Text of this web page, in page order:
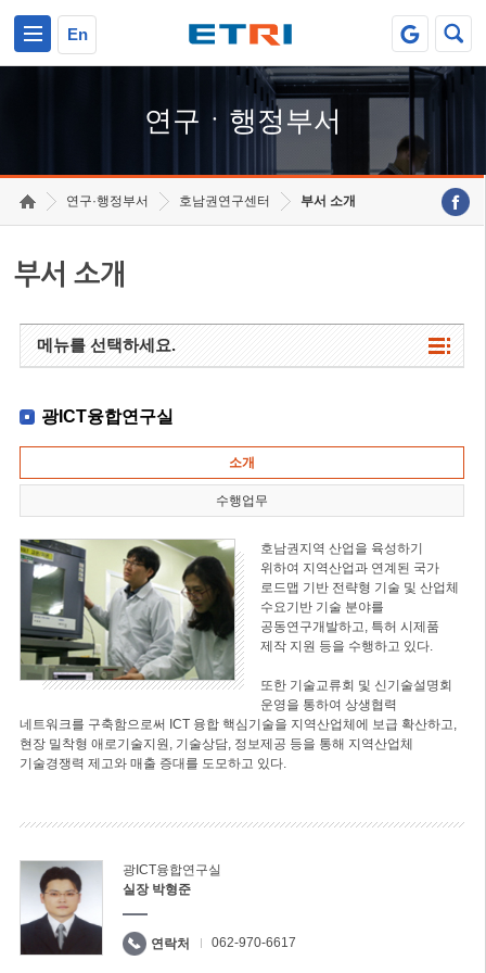
En
연구ㆍ행정부서
연구·행정부서 호남권연구센터 부서 소개
부서 소개
메뉴를 선택하세요.
광ICT융합연구실
소개
수행업무
호남권지역 산업을 육성하기
위하여 지역산업과 연계된 국가
로드맵 기반 전략형 기술 및 산업체
수요기반 기술 분야를
공동연구개발하고, 특허 시제품
제작 지원 등을 수행하고 있다.
또한 기술교류회 및 신기술설명회
운영을 통하여 상생협력
네트워크를 구축함으로써 ICT 융합 핵심기술을 지역산업체에 보급 확산하고,
현장 밀착형 애로기술지원, 기술상담, 정보제공 등을 통해 지역산업체
기술경쟁력 제고와 매출 증대를 도모하고 있다.
광ICT융합연구실
실장 박형준
연락처 062-970-6617